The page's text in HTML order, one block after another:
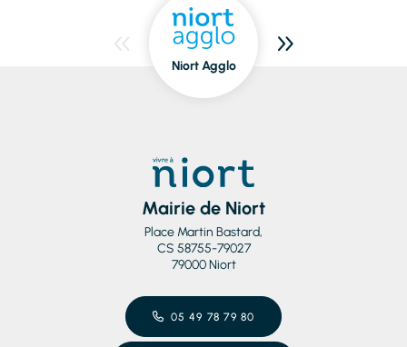
Niort Agglo
Mairie de Niort
Place Martin Bastard,
CS 58755-79027
79000 Niort
05 49 78 79 80